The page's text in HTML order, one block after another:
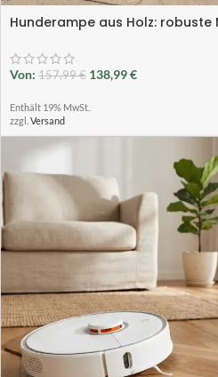
Hunderampe aus Holz:
Von: 157,99€ 138,99€
Enthält 19% MwSt.
zzgl. Versand